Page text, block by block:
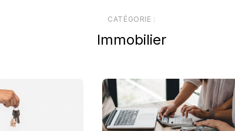
CATÉGORIE :
Immobilier